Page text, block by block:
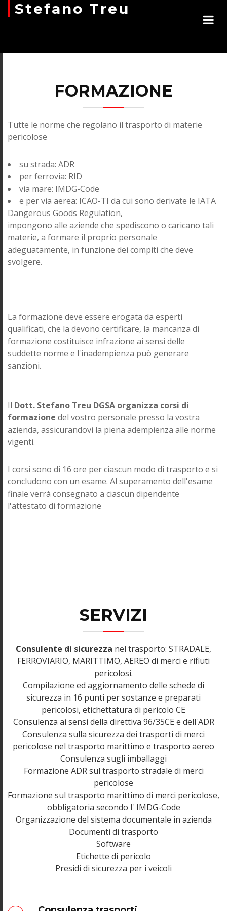
Stefano Treu
FORMAZIONE
Tutte le norme che regolano il trasporto di materie
pericolose
su strada: ADR
per ferrovia: RID
via mare: IMDG-Code
e per via aerea: ICAO-TI da cui sono derivate le IATA
Dangerous Goods Regulation,
impongono alle aziende che spediscono o caricano tali
materie, a formare il proprio personale
adeguatamente, in funzione dei compiti che deve
svolgere.
La formazione deve essere erogata da esperti
qualificati, che la devono certificare, la mancanza di
formazione costituisce infrazione ai sensi delle
suddette norme e l'inadempienza può generare
sanzioni.
Il Dott. Stefano Treu DGSA organizza corsi di
formazione del vostro personale presso la vostra
azienda, assicurandovi la piena adempienza alle norme
vigenti.
I corsi sono di 16 ore per ciascun modo di trasporto e si
concludono con un esame. Al superamento dell'esame
finale verrà consegnato a ciascun dipendente
l'attestato di formazione
SERVIZI
Consulente di sicurezza nel trasporto: STRADALE,
FERROVIARIO, MARITTIMO, AEREO di merci e rifiuti
pericolosi.
Compilazione ed aggiornamento delle schede di
sicurezza in 16 punti per sostanze e preparati
pericolosi, etichettatura di pericolo CE
Consulenza ai sensi della direttiva 96/35CE e dell'ADR
Consulenza sulla sicurezza dei trasporti di merci
pericolose nel trasporto marittimo e trasporto aereo
Consulenza sugli imballaggi
Formazione ADR sul trasporto stradale di merci
pericolose
Formazione sul trasporto marittimo di merci pericolose,
obbligatoria secondo l' IMDG-Code
Organizzazione del sistema documentale in azienda
Documenti di trasporto
Software
Etichette di pericolo
Presidi di sicurezza per i veicoli